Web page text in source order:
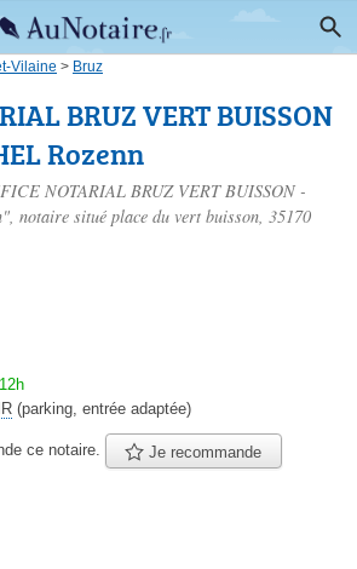
Vilaine > Bruz
BRUZ VERT BUISSON
Rozenn
NOTARIAL BRUZ VERT BUISSON -
notaire situé place du vert buisson, 35170
(parking, entrée adaptée)
ce notaire. Je recommande